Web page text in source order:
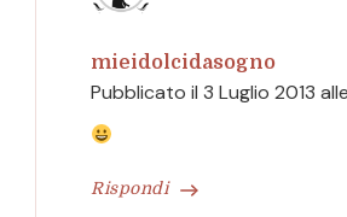
mieidolcidasogno
Pubblicato il 3 Luglio 2013
Rispondi